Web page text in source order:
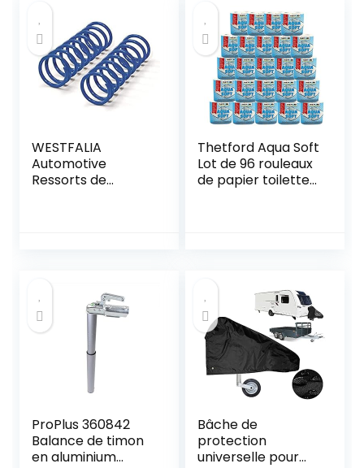
WESTFALIA
Automotive
Ressorts de
Thetford Aqua Soft
Lot de 96 rouleaux
de papier toilette
ProPlus 360842
Balance de timon
en aluminium
Bâche de
protection
universelle pour